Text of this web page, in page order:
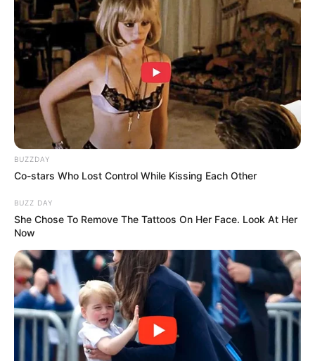
might be wrong
CTA LOVE
Why this ordinary drink is the secret to feeling
your best every day
CTA LOVE
BUZZDAY
Co-stars Who Lost Control While Kissing Each Other
BUZZ DAY
She Chose To Remove The Tattoos On Her Face. Look At Her
Now